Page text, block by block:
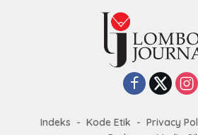
Indeks Kode Etik Privacy